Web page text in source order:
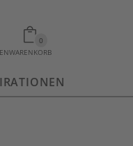
0
WARENKORB